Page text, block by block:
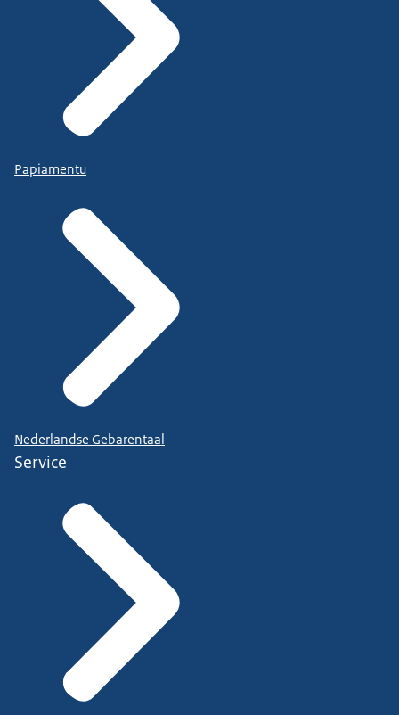
Papiamentu
Nederlandse Gebarentaal
Service